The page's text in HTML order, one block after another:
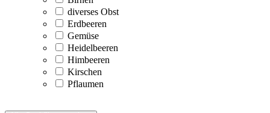
diverses Obst
Erdbeeren
Gemüse
Heidelbeeren
Himbeeren
Kirschen
Pflaumen